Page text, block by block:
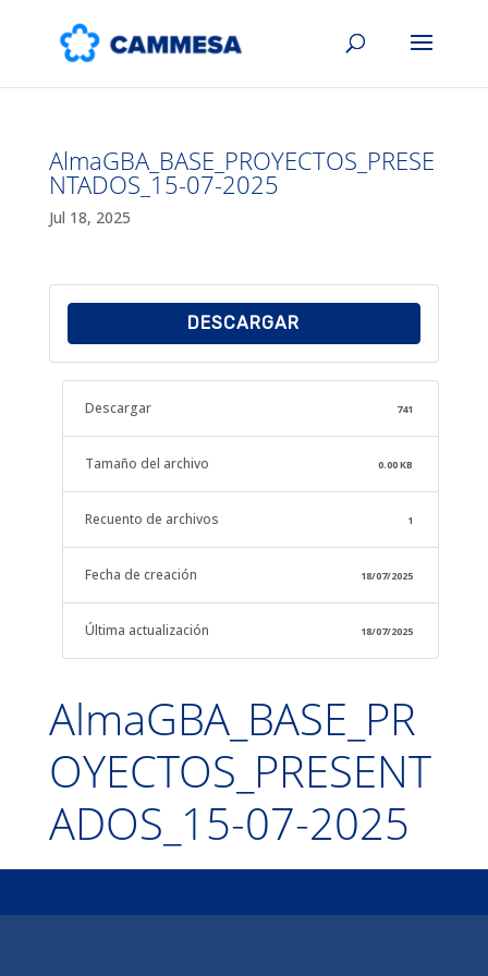
AlmaGBA_BASE_PROYECTOS_PRESE
NTADOS_15-07-2025
Jul 18, 2025
DESCARGAR
Descargar 741
Tamaño del archivo 0.00 KB
Recuento de archivos 1
Fecha de creación 18/07/2025
Última actualización 18/07/2025
AlmaGBA_BASE_PR
OYECTOS_PRESENT
ADOS_15-07-2025